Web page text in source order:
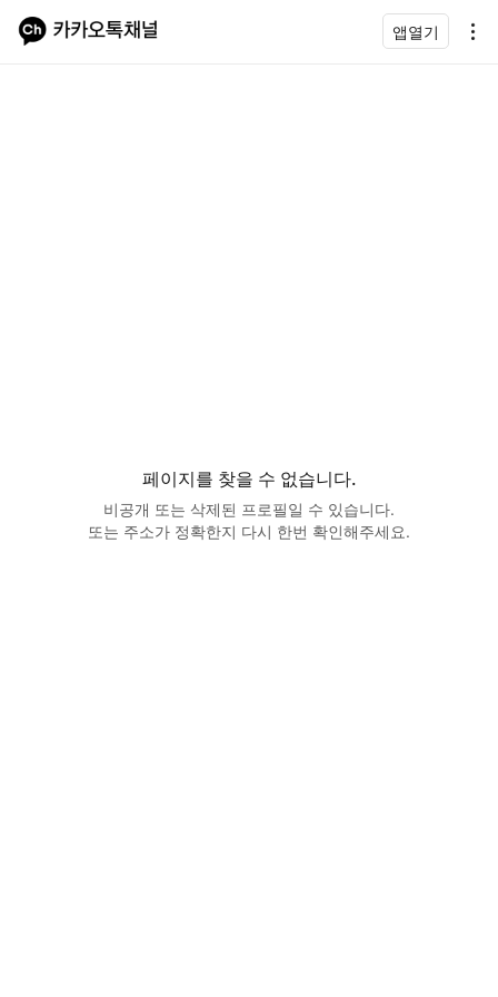
앱열기
페이지를 찾을 수 없습니다.
비공개 또는 삭제된 프로필일 수 있습니다.
또는 주소가 정확한지 다시 한번 확인해주세요.